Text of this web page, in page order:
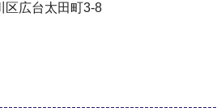
広台太田町3-8